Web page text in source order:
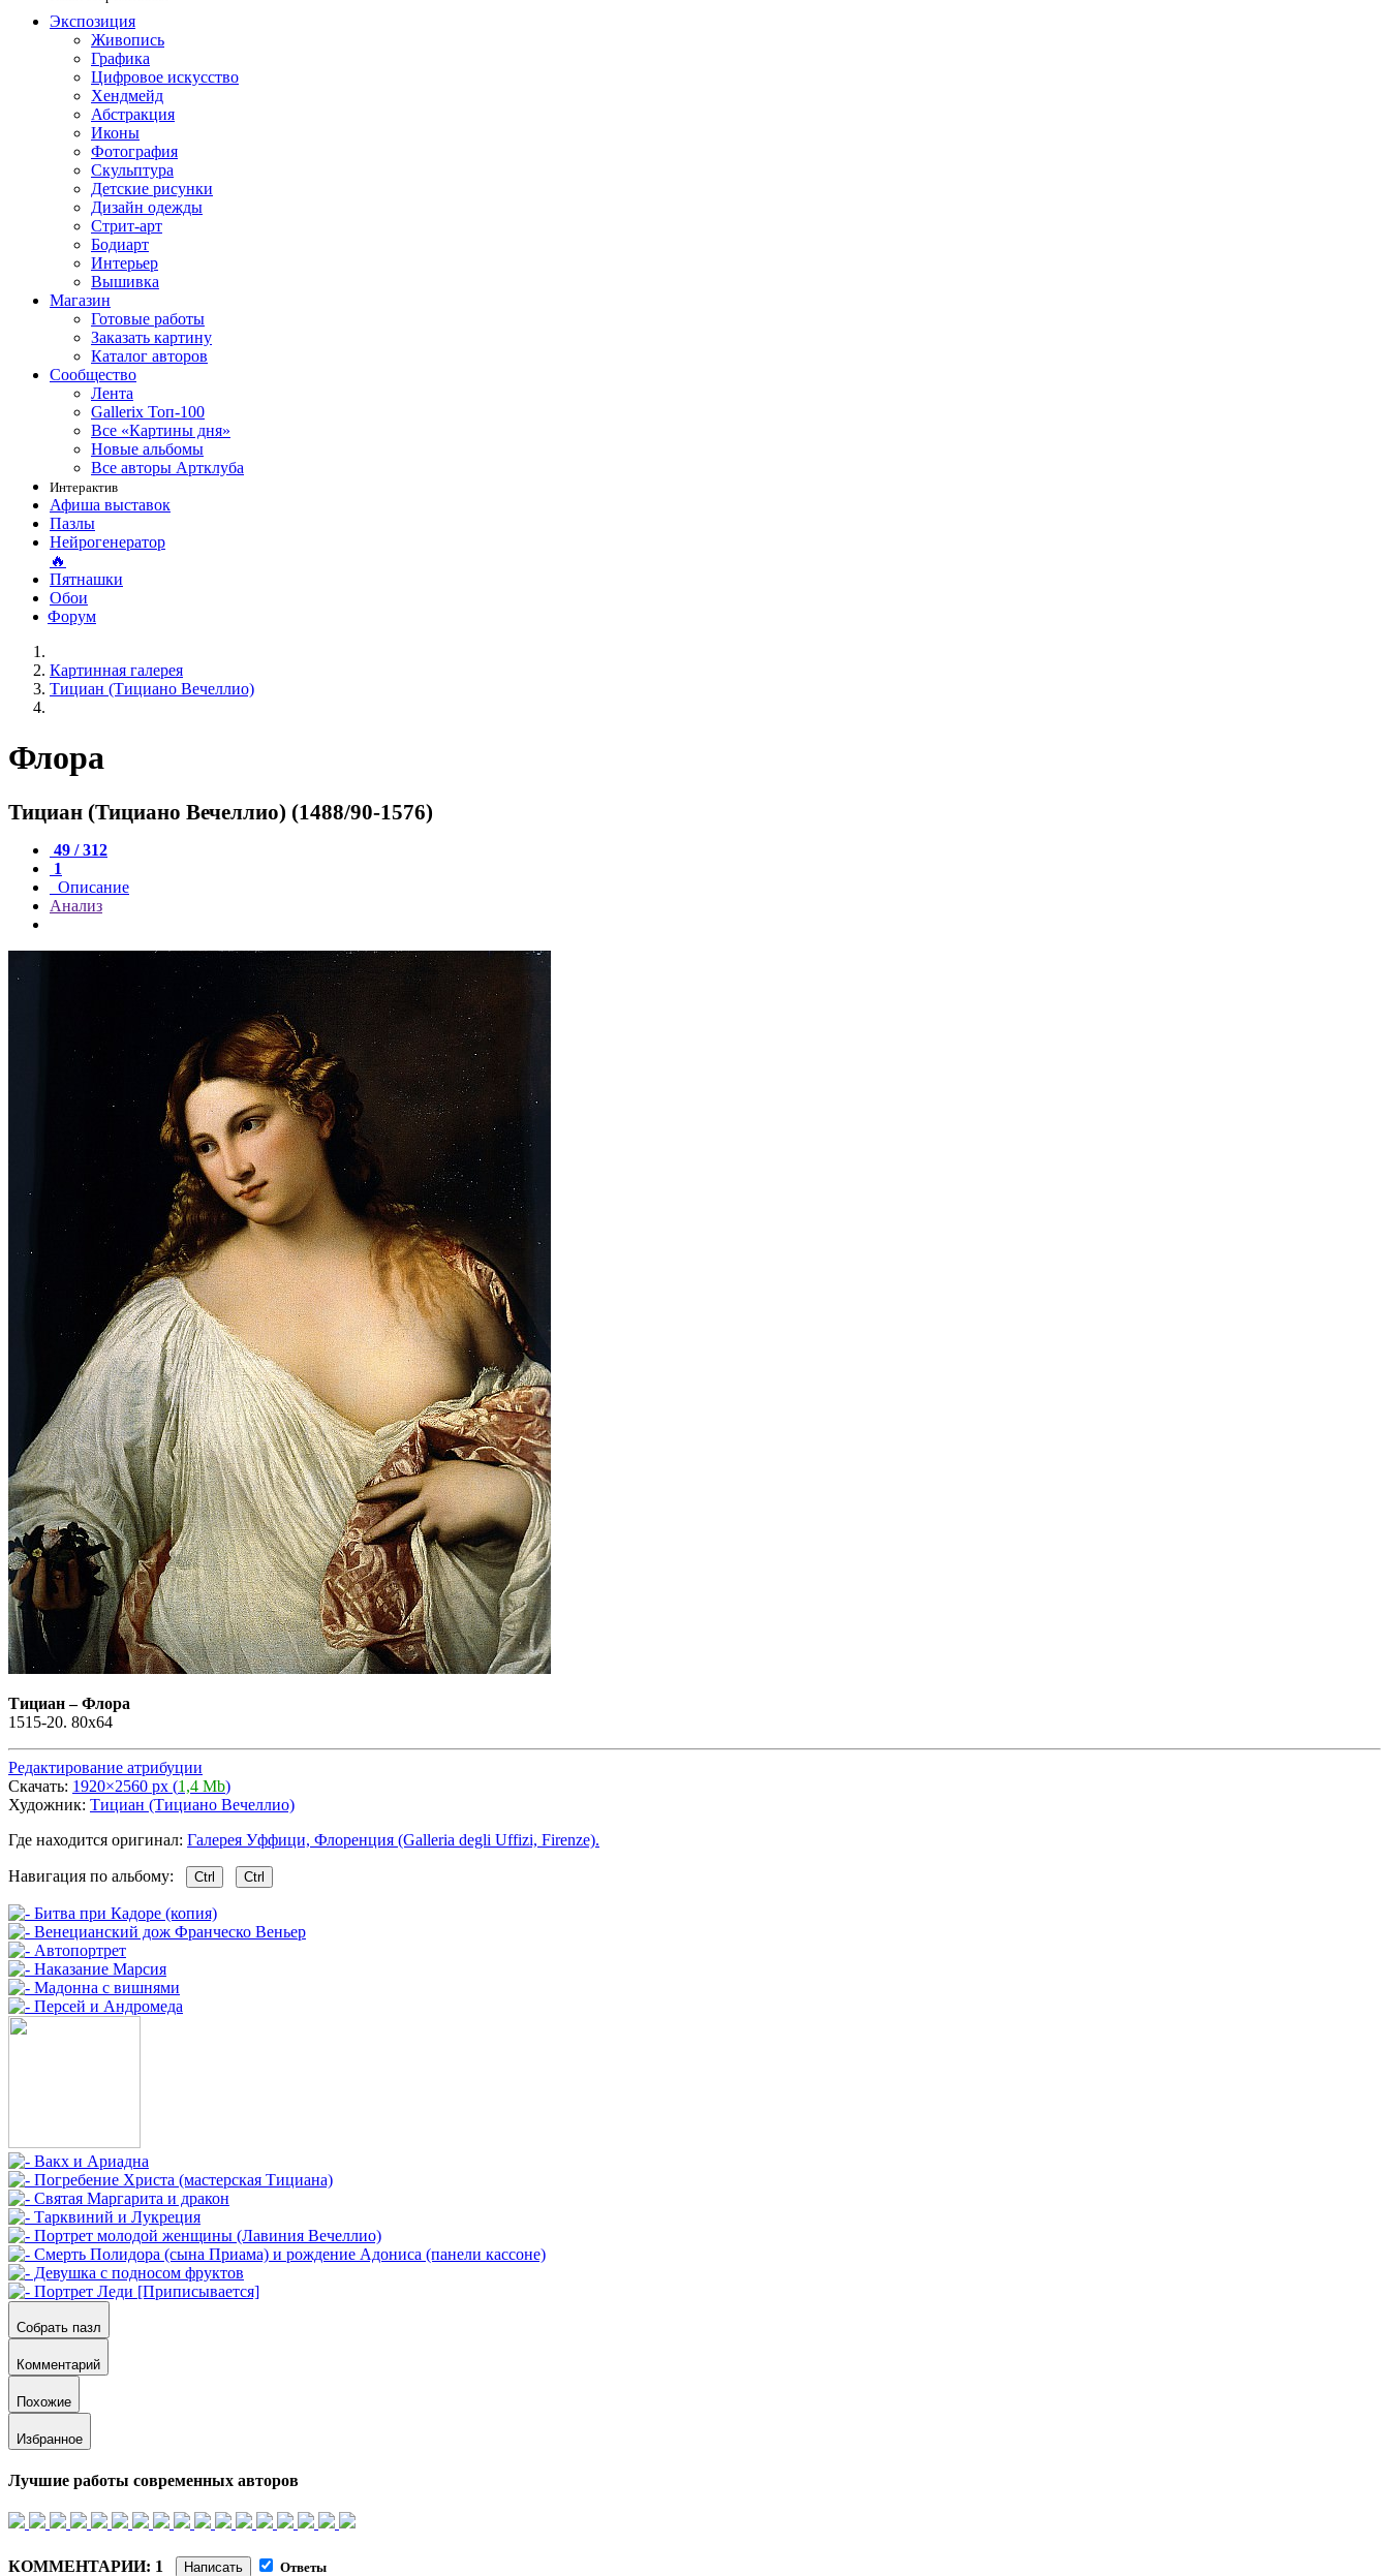
Экспозиция
Живопись
Графика
Цифровое искусство
Хендмейд
Абстракция
Иконы
Фотография
Скульптура
Детские рисунки
Дизайн одежды
Стрит-арт
Бодиарт
Интерьер
Вышивка
Магазин
Готовые работы
Заказать картину
Каталог авторов
Сообщество
Лента
Gallerix Топ-100
Все «Картины дня»
Новые альбомы
Все авторы Артклуба
Интерактив
Афиша выставок
Пазлы
Нейрогенератор
🔥
Пятнашки
Обои
Форум
Картинная галерея
Тициан (Тициано Вечеллио)
Флора
Тициан (Тициано Вечеллио) (1488/90-1576)
49 / 312
1
Описание
Анализ
Тициан–Флора
1515-20. 80х64
Редактирование атрибуции
Скачать: 1920×2560 px (1,4 Mb)
Художник: Тициан (Тициано Вечеллио)
Где находится оригинал: Галерея Уффици, Флоренция (Galleria degli Uffizi, Firenze).
Навигация по альбому: Ctrl Ctrl
Собрать пазл
Комментарий
Похожие
Избранное
Лучшие работы современных авторов
КОММЕНТАРИИ: 1 Написать Ответы